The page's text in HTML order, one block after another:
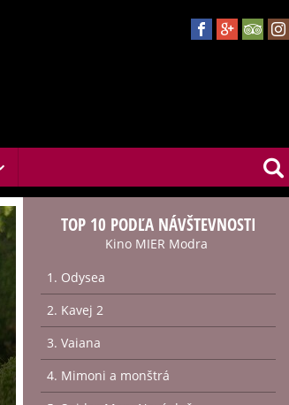
TOP 10 PODĽA NÁVŠTEVNOSTI
Kino MIER Modra
1. Odysea
2. Kavej 2
3. Vaiana
4. Mimoni a monštrá